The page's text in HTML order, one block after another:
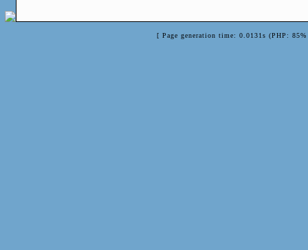
[ Page generation time: 0.0131s (PHP: